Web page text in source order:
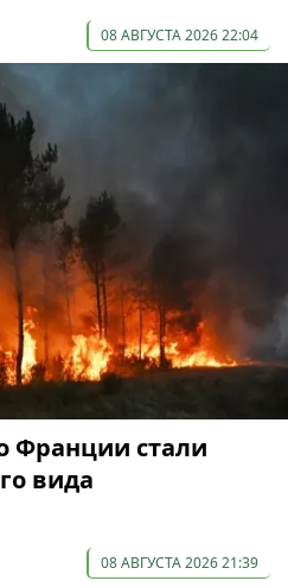
08 АВГУСТА 2026 22:04
Франции стали
вида
08 АВГУСТА 2026 21:39